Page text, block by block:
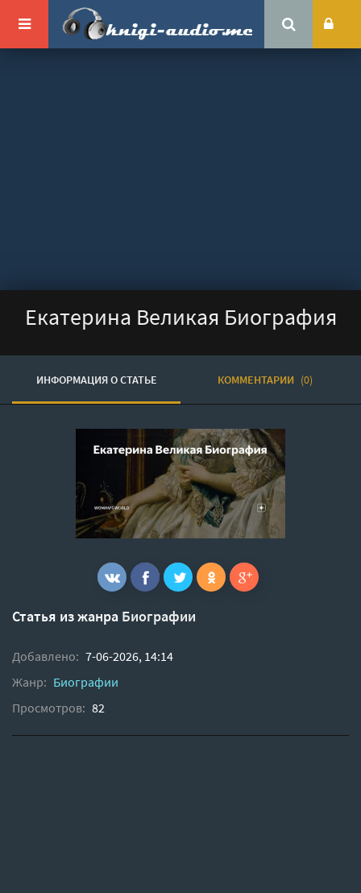
Екатерина Великая Биография
ИНФОРМАЦИЯ О CТАТЬЕ КОММЕНТАРИИ (0)
Статья из жанра Биографии
Добавлено: 7-06-2026, 14:14
Жанр: Биографии
Просмотров: 82